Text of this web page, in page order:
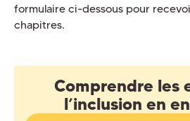
formulaire ci-dessous pour
chapitres.
Comprendre les
l’inclusion en